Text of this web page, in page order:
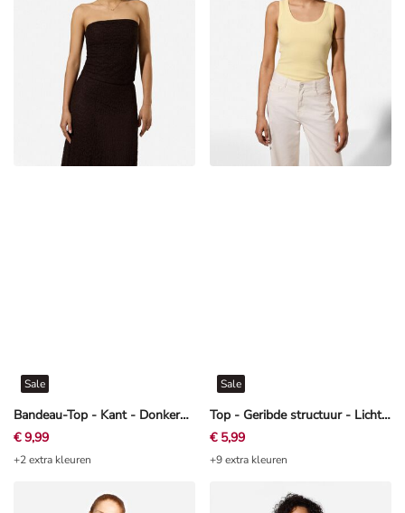
Bandeau-Top - Kant - Donkerbruin
Sale
€ 9,99
+2 extra kleuren
Top - Geribde structuur - Lichtgeel
Sale
€ 5,99
+9 extra kleuren